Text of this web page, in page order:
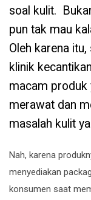
soal kulit.
pun tak mau
Oleh karena
klinik
macam produk
merawat dan
masalah kulit
Nah, karena
menyediakan
konsumen saat